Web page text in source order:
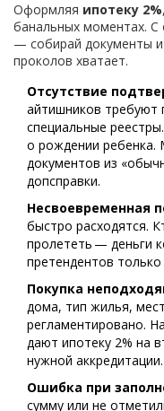
Оформляя ипотеку 2%
банальных моментах. С
— собирай документы и
проколов хватает.
Отсутствие
айтишников требуют
специальные
о рождении ребенка.
документов из
допсправки.
Несвоевременная
быстро расходятся.
пролететь — деньги
претендентов только
Покупка
дома, тип жилья,
регламентировано.
дают ипотеку 2% на
нужной аккредитации.
Ошибка при
сумму или не